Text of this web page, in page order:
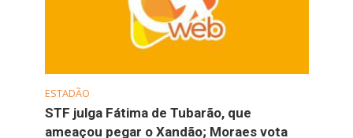
ESTADÃO
STF julga Fátima de Tubarão, que
ameaçou pegar o Xandão; Moraes vota